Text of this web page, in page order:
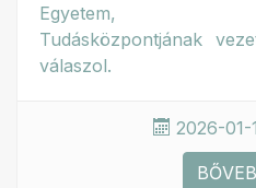
Egyetem,
Tudásközpontjának
válaszol.
2026-01-